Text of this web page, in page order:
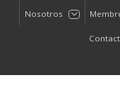
Nosotros